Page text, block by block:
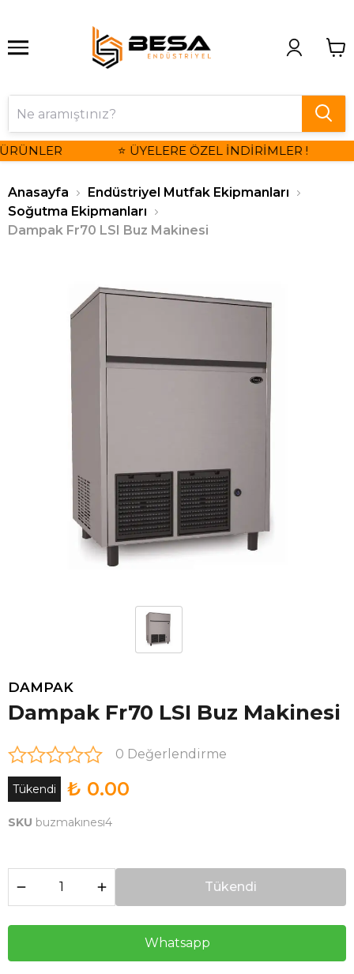
⭐ ÜYELERE ÖZEL İNDİRİMLER !
Anasayfa
Endüstriyel Mutfak Ekipmanları
Soğutma Ekipmanları
Dampak Fr70 LSI Buz Makinesi
DAMPAK
Dampak Fr70 LSI Buz Makinesi
0 Değerlendirme
Tükendi ₺ 0.00
SKU buzmakınesı4
Tükendi
Whatsapp